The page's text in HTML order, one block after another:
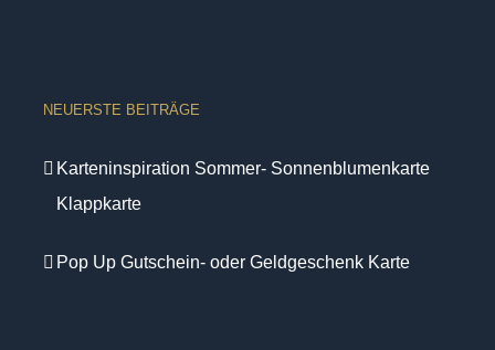
NEUERSTE BEITRÄGE
Karteninspiration Sommer- Sonnenblumenkarte
Klappkarte
Pop Up Gutschein- oder Geldgeschenk Karte